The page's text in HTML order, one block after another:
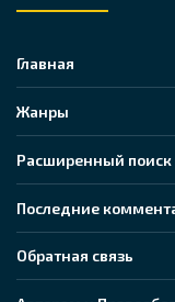
Главная
Жанры
Расширенный поиск
Последние
Обратная связь